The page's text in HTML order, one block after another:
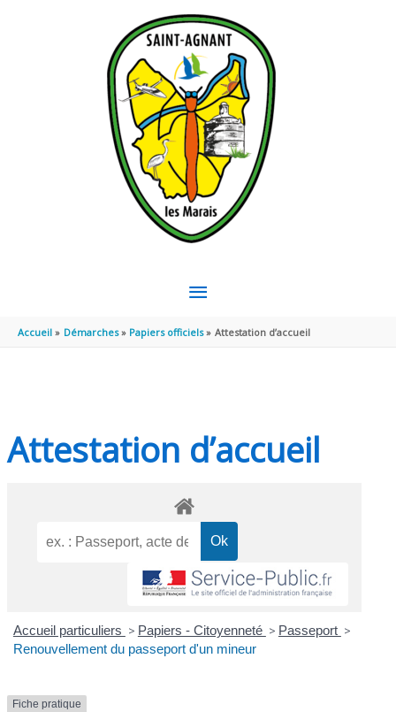
MENU
PRINCIPAL
Accueil Démarches Papiers officiels Attestation d’accueil
Attestation d’accueil
Accueil particuliers > Papiers - Citoyenneté > Passeport >
Renouvellement du passeport d'un mineur
Fiche pratique